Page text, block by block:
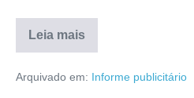
Leia mais
Arquivado em: Informe publicitário